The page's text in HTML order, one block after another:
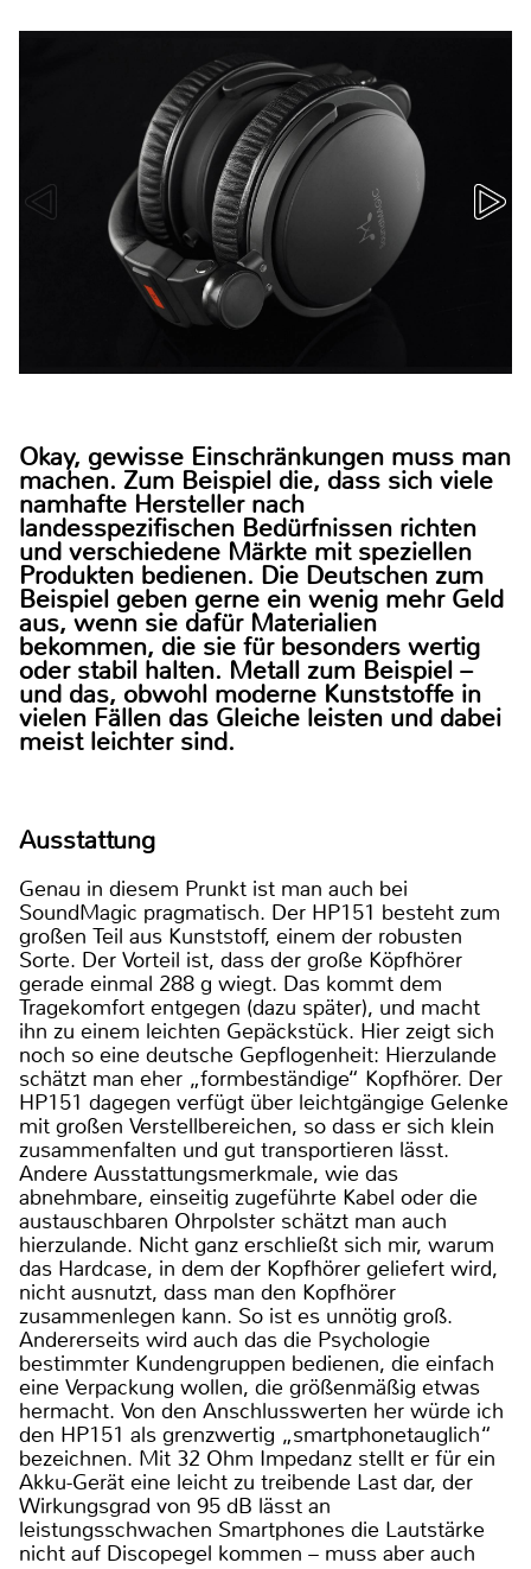
Okay, gewisse Einschränkungen muss man
machen. Zum Beispiel die, dass sich viele
namhafte Hersteller nach
landesspezifischen Bedürfnissen richten
und verschiedene Märkte mit speziellen
Produkten bedienen. Die Deutschen zum
Beispiel geben gerne ein wenig mehr Geld
aus, wenn sie dafür Materialien
bekommen, die sie für besonders wertig
oder stabil halten. Metall zum Beispiel –
und das, obwohl moderne Kunststoffe in
vielen Fällen das Gleiche leisten und dabei
meist leichter sind.
Ausstattung
Genau in diesem Prunkt ist man auch bei
SoundMagic pragmatisch. Der HP151 besteht zum
großen Teil aus Kunststoff, einem der robusten
Sorte. Der Vorteil ist, dass der große Köpfhörer
gerade einmal 288 g wiegt. Das kommt dem
Tragekomfort entgegen (dazu später), und macht
ihn zu einem leichten Gepäckstück. Hier zeigt sich
noch so eine deutsche Gepflogenheit: Hierzulande
schätzt man eher „formbeständige“ Kopfhörer. Der
HP151 dagegen verfügt über leichtgängige Gelenke
mit großen Verstellbereichen, so dass er sich klein
zusammenfalten und gut transportieren lässt.
Andere Ausstattungsmerkmale, wie das
abnehmbare, einseitig zugeführte Kabel oder die
austauschbaren Ohrpolster schätzt man auch
hierzulande. Nicht ganz erschließt sich mir, warum
das Hardcase, in dem der Kopfhörer geliefert wird,
nicht ausnutzt, dass man den Kopfhörer
zusammenlegen kann. So ist es unnötig groß.
Andererseits wird auch das die Psychologie
bestimmter Kundengruppen bedienen, die einfach
eine Verpackung wollen, die größenmäßig etwas
hermacht. Von den Anschlusswerten her würde ich
den HP151 als grenzwertig „smartphonetauglich“
bezeichnen. Mit 32 Ohm Impedanz stellt er für ein
Akku-Gerät eine leicht zu treibende Last dar, der
Wirkungsgrad von 95 dB lässt an
leistungsschwachen Smartphones die Lautstärke
nicht auf Discopegel kommen – muss aber auch